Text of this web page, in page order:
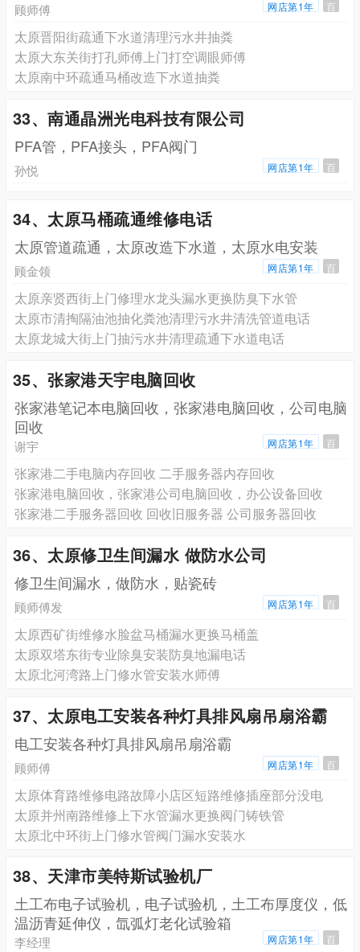
顾师傅 网店第1年 百
太原晋阳街疏通下水道清理污水井抽粪
太原大东关街打孔师傅上门打空调眼师傅
太原南中环疏通马桶改造下水道抽粪
33、南通晶洲光电科技有限公司
PFA管，PFA接头，PFA阀门
孙悦 网店第1年 百
34、太原马桶疏通维修电话
太原管道疏通，太原改造下水道，太原水电安装
顾金领 网店第1年 百
太原亲贤西街上门修理水龙头漏水更换防臭下水管
太原市清掏隔油池抽化粪池清理污水井清洗管道电话
太原龙城大街上门抽污水井清理疏通下水道电话
35、张家港天宇电脑回收
张家港笔记本电脑回收，张家港电脑回收，公司电脑
回收
谢宇 网店第1年 百
张家港二手电脑内存回收 二手服务器内存回收
张家港电脑回收，张家港公司电脑回收，办公设备回收
张家港二手服务器回收 回收旧服务器 公司服务器回收
36、太原修卫生间漏水 做防水公司
修卫生间漏水，做防水，贴瓷砖
顾师傅发 网店第1年 百
太原西矿街维修水脸盆马桶漏水更换马桶盖
太原双塔东街专业除臭安装防臭地漏电话
太原北河湾路上门修水管安装水师傅
37、太原电工安装各种灯具排风扇吊扇浴霸
电工安装各种灯具排风扇吊扇浴霸
顾师傅 网店第1年 百
太原体育路维修电路故障小店区短路维修插座部分没电
太原并州南路维修上下水管漏水更换阀门铸铁管
太原北中环街上门修水管阀门漏水安装水
38、天津市美特斯试验机厂
土工布电子试验机，电子试验机，土工布厚度仪，低
温沥青延伸仪，氙弧灯老化试验箱
李经理 网店第1年 百